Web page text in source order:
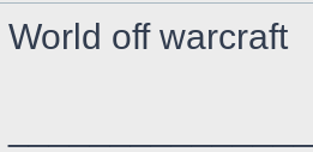
World off warcraft